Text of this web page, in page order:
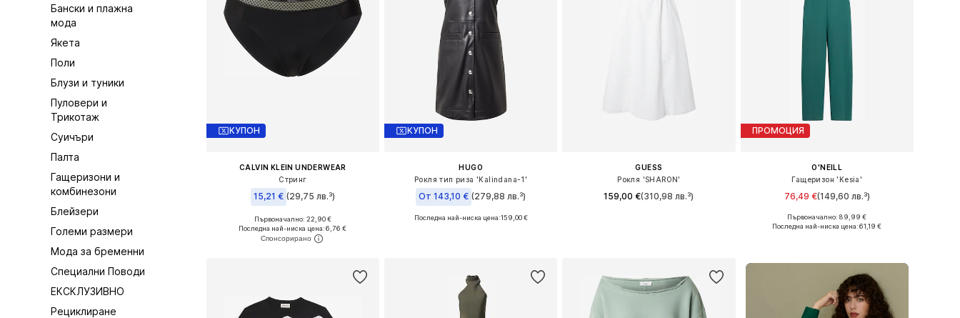
Бански и плажна
мода
Якета
Поли
Блузи и туники
Пуловери и
Трикотаж
Суичъри
Палта
Гащеризони и
комбинезони
Блейзери
Големи размери
Мода за бременни
Специални Поводи
ЕКСКЛУЗИВНО
Рециклиране
КУПОН
CALVIN KLEIN UNDERWEAR
Стринг
15,21 € (29,75 лв.³)
Налични размери: XS, S, M
Добави в кошницата
Първоначално: 22,90 €
Последна най-ниска цена:6,76 €
КУПОН
HUGO
Рокля тип риза 'Kalindana-1'
От 143,10 € (279,88 лв.³)
Налични размери: 32, 34, 36, 38, 40
Последна най-ниска цена:159,00 €
GUESS
Рокля 'SHARON'
159,00 €(310,98 лв.³)
ПРОМОЦИЯ
O'NEILL
Гащеризон 'Kesia'
76,49 €(149,60 лв.³)
Налични размери: XS, S, M, L
Първоначално: 89,99 €
Последна най-ниска цена:61,19 €